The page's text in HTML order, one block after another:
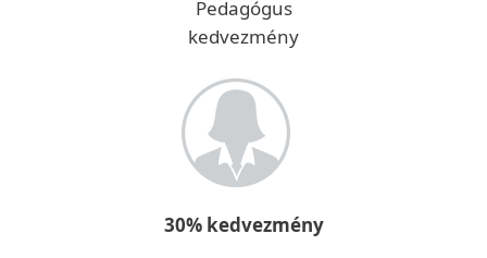
Pedagógus
kedvezmény
30% kedvezmény